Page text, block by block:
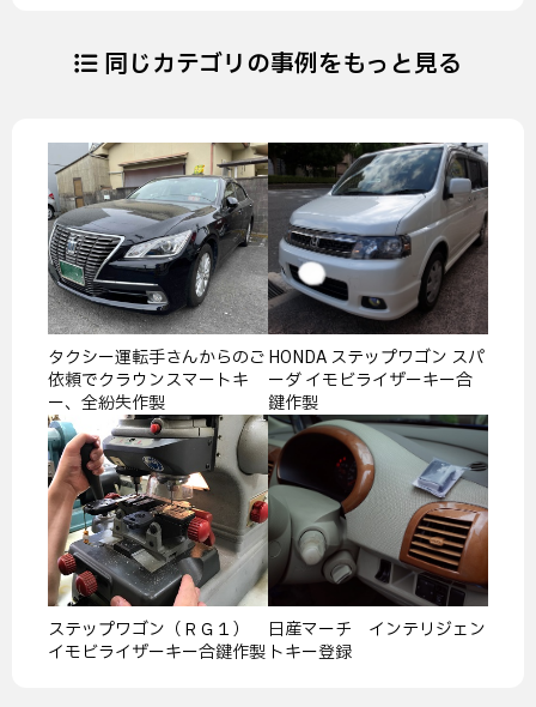
同じカテゴリの事例をもっと見る
タクシー運転手さんからのご
依頼でクラウンスマートキ
ー、全紛失作製
HONDA ステップワゴン スパ
ーダ イモビライザーキー合
鍵作製
ステップワゴン（ＲＧ１）
イモビライザーキー合鍵作製
日産マーチ インテリジェン
トキー登録